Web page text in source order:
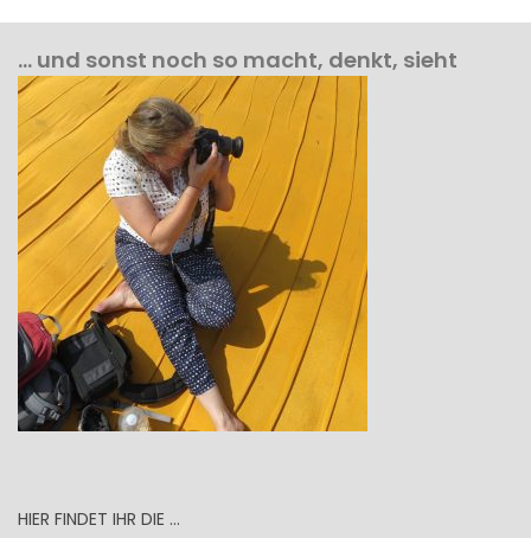
… und sonst noch so macht, denkt, sieht
HIER FINDET IHR DIE …